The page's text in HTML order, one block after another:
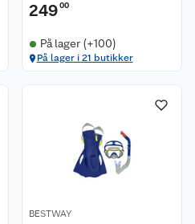
24900
På lager (+100)
På lager i 21 butikker
BESTWAY